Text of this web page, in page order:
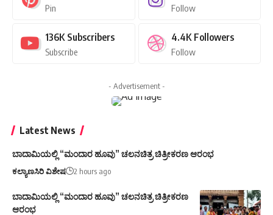
Pin Follow
136K Subscribers
Subscribe
4.4K Followers
Follow
- Advertisement -
Latest News
ಬಾದಾಮಿಯಲ್ಲಿ “ಮಂದಾರ ಹೂವು” ಚಲನಚಿತ್ರ ಚಿತ್ರೀಕರಣ ಆರಂಭ
ಕಲ್ಯಾಣಸಿರಿ ವಿಶೇಷ 2 hours ago
ಬಾದಾಮಿಯಲ್ಲಿ “ಮಂದಾರ ಹೂವು” ಚಲನಚಿತ್ರ ಚಿತ್ರೀಕರಣ
ಆರಂಭ